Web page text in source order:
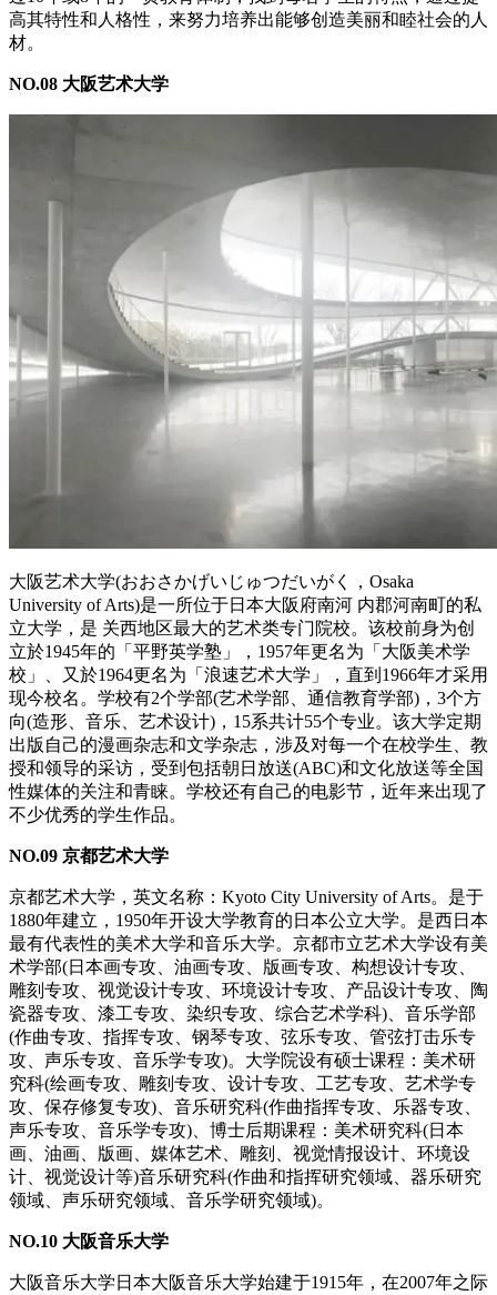
高其特性和人格性，来努力培养出能够创造美丽和睦社会的人
材。
NO.08 大阪艺术大学
大阪艺术大学(おおさかげいじゅつだいがく，Osaka
University of Arts)是一所位于日本大阪府南河 内郡河南町的私
立大学，是 关西地区最大的艺术类专门院校。该校前身为创
立於1945年的「平野英学塾」，1957年更名为「大阪美术学
校」、又於1964更名为「浪速艺术大学」，直到1966年才采用
现今校名。学校有2个学部(艺术学部、通信教育学部)，3个方
向(造形、音乐、艺术设计)，15系共计55个专业。该大学定期
出版自己的漫画杂志和文学杂志，涉及对每一个在校学生、教
授和领导的采访，受到包括朝日放送(ABC)和文化放送等全国
性媒体的关注和青睐。学校还有自己的电影节，近年来出现了
不少优秀的学生作品。
NO.09 京都艺术大学
京都艺术大学，英文名称：Kyoto City University of Arts。是于
1880年建立，1950年开设大学教育的日本公立大学。是西日本
最有代表性的美术大学和音乐大学。京都市立艺术大学设有美
术学部(日本画专攻、油画专攻、版画专攻、构想设计专攻、
雕刻专攻、视觉设计专攻、环境设计专攻、产品设计专攻、陶
瓷器专攻、漆工专攻、染织专攻、综合艺术学科)、音乐学部
(作曲专攻、指挥专攻、钢琴专攻、弦乐专攻、管弦打击乐专
攻、声乐专攻、音乐学专攻)。大学院设有硕士课程：美术研
究科(绘画专攻、雕刻专攻、设计专攻、工艺专攻、艺术学专
攻、保存修复专攻)、音乐研究科(作曲指挥专攻、乐器专攻、
声乐专攻、音乐学专攻)、博士后期课程：美术研究科(日本
画、油画、版画、媒体艺术、雕刻、视觉情报设计、环境设
计、视觉设计等)音乐研究科(作曲和指挥研究领域、器乐研究
领域、声乐研究领域、音乐学研究领域)。
NO.10 大阪音乐大学
大阪音乐大学日本大阪音乐大学始建于1915年，在2007年之际